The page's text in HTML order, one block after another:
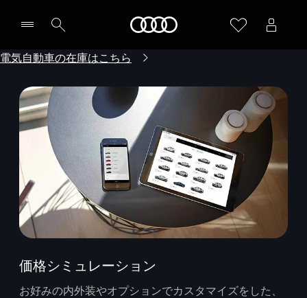
電気自動車の在庫はこちら
価格シミュレーション
お好みの内外装やオプションでカスタマイズをした、